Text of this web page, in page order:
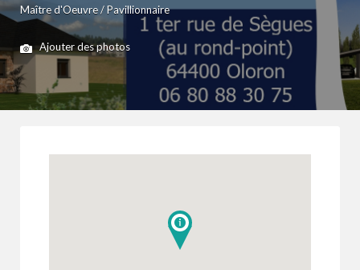
Maître d'Oeuvre / Pavillionnaire
Ajouter des photos